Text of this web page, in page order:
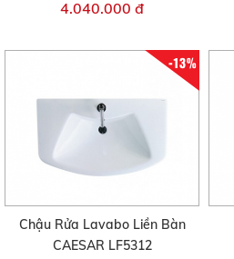
4.040.000 đ
-13%
Chậu Rửa Lavabo Liền Bàn
CAESAR LF5312